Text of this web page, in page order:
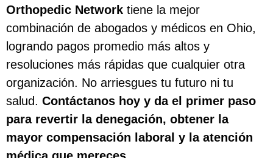
Orthopedic Network tiene la mejor
combinación de abogados y médicos en Ohio,
logrando pagos promedio más altos y
resoluciones más rápidas que cualquier otra
organización. No arriesgues tu futuro ni tu
salud. Contáctanos hoy y da el primer paso
para revertir la denegación, obtener la
mayor compensación laboral y la atención